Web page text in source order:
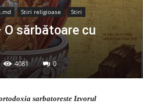
Stiri religioase Stiri
O sărbătoare cu
4081 0
sarbatoreste Izvorul